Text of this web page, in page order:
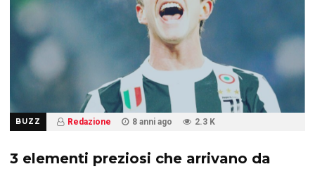
BUZZ Redazione 8 anni ago 2.3 K
3 elementi preziosi che arrivano da